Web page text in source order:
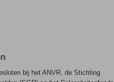
kwaliteit
bij het ANVR, de Stichting